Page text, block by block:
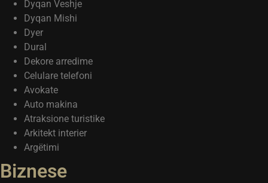
Dyqan Veshje
Dyqan Mishi
Dyer
Dural
Dekore arredime
Celulare telefoni
Avokate
Auto makina
Atraksione turistike
Arkitekt interier
Argëtimi
Biznese